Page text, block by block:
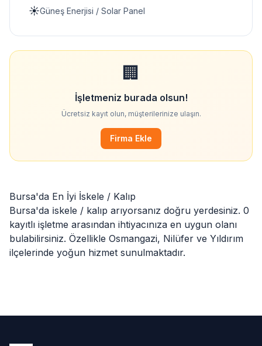
☀️Güneş Enerjisi / Solar Panel
🏢
İşletmeniz burada olsun!
Ücretsiz kayıt olun, müşterilerinize ulaşın.
Firma Ekle
Bursa'da En İyi İskele / Kalıp
Bursa'da i̇skele / kalıp arıyorsanız doğru yerdesiniz. 0
kayıtlı işletme arasından ihtiyacınıza en uygun olanı
bulabilirsiniz. Özellikle Osmangazi, Nilüfer ve Yıldırım
ilçelerinde yoğun hizmet sunulmaktadır.